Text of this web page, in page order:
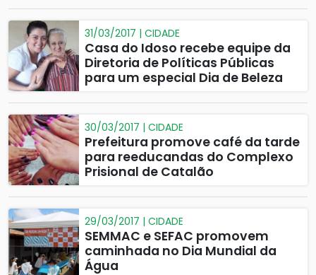
31/03/2017 | CIDADE
Casa do Idoso recebe equipe da
Diretoria de Políticas Públicas
para um especial Dia de Beleza
30/03/2017 | CIDADE
Prefeitura promove café da tarde
para reeducandas do Complexo
Prisional de Catalão
29/03/2017 | CIDADE
SEMMAC e SEFAC promovem
caminhada no Dia Mundial da
Água